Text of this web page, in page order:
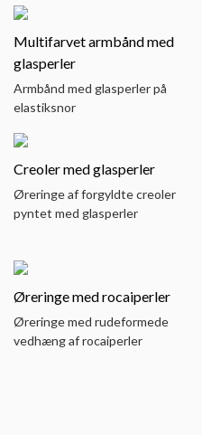
Multifarvet armbånd med
glasperler
Armbånd med glasperler på
elastiksnor
Creoler med glasperler
Øreringe af forgyldte creoler
pyntet med glasperler
Øreringe med rocaiperler
Øreringe med rudeformede
vedhæng af rocaiperler